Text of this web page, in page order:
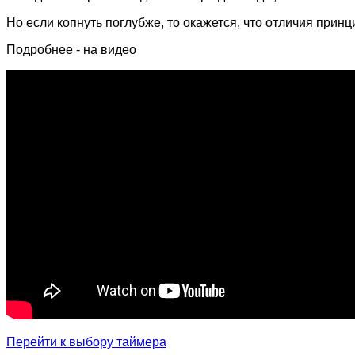
Но если копнуть поглубже, то окажется, что отличия
Подробнее - на видео
Перейти к выбору таймера